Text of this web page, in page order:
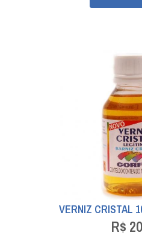
VERNIZ CRISTAL
R$